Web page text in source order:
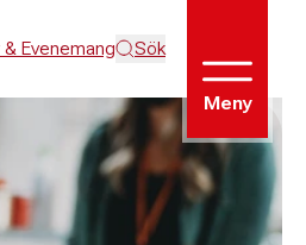
Evenemang Sök
Meny